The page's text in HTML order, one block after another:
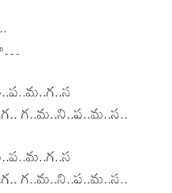
గ..మ..ని..ప..మ..స..
గ..మ..ని..ప..మ..స..